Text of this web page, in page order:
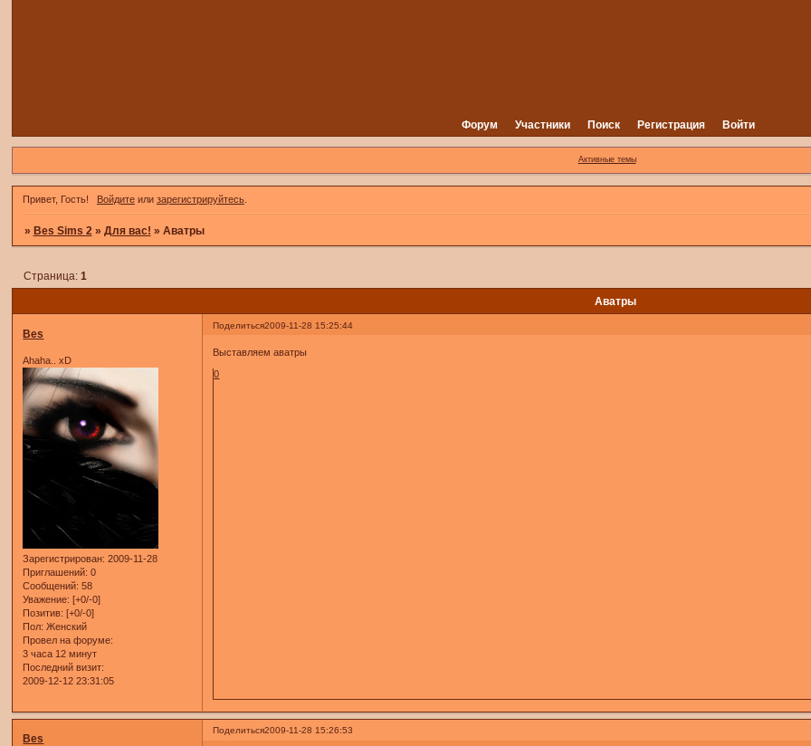
Форум Участники Поиск Регистрация Войти
Активные темы
Привет, Гость! Войдитеили зарегистрируйтесь.
» Bes Sims 2 » Для вас! » Аватры
Аватры
Страница: 1
Поделиться2009-11-28 15:25:44
Bes
Ahaha.. xD
Зарегистрирован: 2009-11-28
Приглашений: 0
Сообщений: 58
Уважение: [+0/-0]
Позитив: [+0/-0]
Пол: Женский
Провел на форуме:
3 часа 12 минут
Последний визит:
2009-12-12 23:31:05
Выставляем аватры
0
Поделиться2009-11-28 15:26:53
Bes